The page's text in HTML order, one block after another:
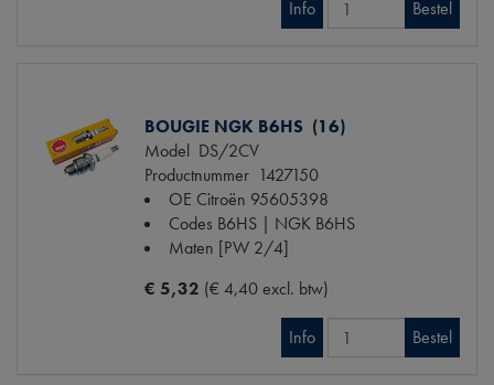
Info Bestel
BOUGIE NGK B6HS (16)
Model DS/2CV
Productnummer 1427150
OE Citroën 95605398
Codes B6HS | NGK B6HS
Maten [PW 2/4]
€ 5,32 (€ 4,40 excl. btw)
Info Bestel